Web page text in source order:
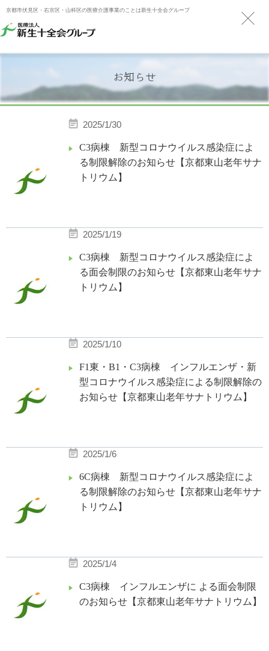
京都市伏見区・右京区・山科区の医療介護事業のことは新生十全会グループ
お知らせ
2025/1/30
C3病棟 新型コロナウイルス感染症によ
る制限解除のお知らせ【京都東山老年サナ
トリウム】
2025/1/19
C3病棟 新型コロナウイルス感染症によ
る面会制限のお知らせ【京都東山老年サナ
トリウム】
2025/1/10
F1東・B1・C3病棟 インフルエンザ・新
型コロナウイルス感染症による制限解除の
お知らせ【京都東山老年サナトリウム】
2025/1/6
6C病棟 新型コロナウイルス感染症によ
る制限解除のお知らせ【京都東山老年サナ
トリウム】
2025/1/4
C3病棟 インフルエンザに よる面会制限
のお知らせ【京都東山老年サナトリウム】